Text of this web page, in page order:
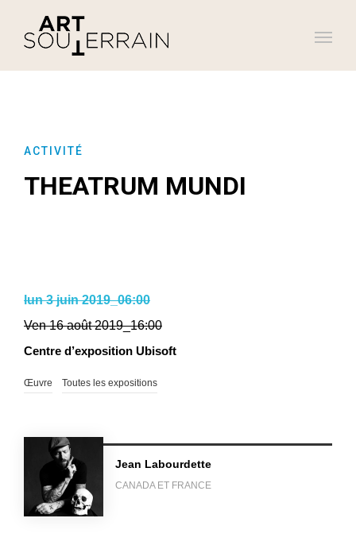
ACTIVITÉ
THEATRUM MUNDI
lun 3 juin 2019_06:00
Ven 16 août 2019_16:00
Centre d’exposition Ubisoft
Œuvre Toutes les expositions
Jean Labourdette
CANADA ET FRANCE